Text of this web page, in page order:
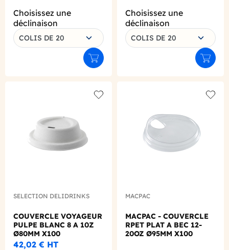
Choisissez une
déclinaison
COLIS DE 20
Ajouter au panier
Choisissez une
déclinaison
COLIS DE 20
SELECTION DELIDRINKS
COUVERCLE VOYAGEUR
PULPE BLANC 8 A 10Z
Ø80MM X100
42,02 € HT
MACPAC
MACPAC - COUVERCLE
RPET PLAT A BEC 12-
20OZ Ø95MM X100